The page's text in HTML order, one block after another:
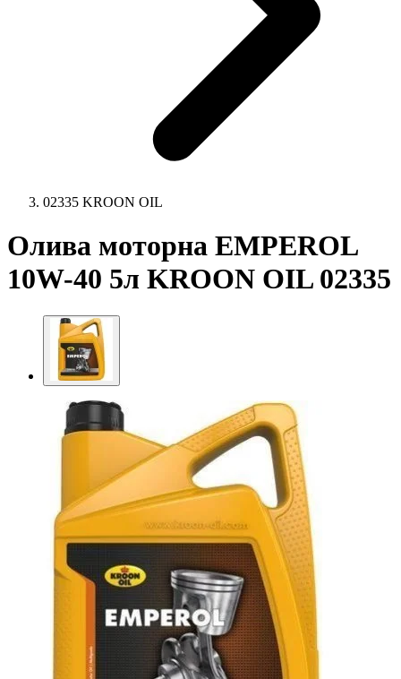
02335 KROON OIL
Олива моторна EMPEROL
10W-40 5л KROON OIL 02335